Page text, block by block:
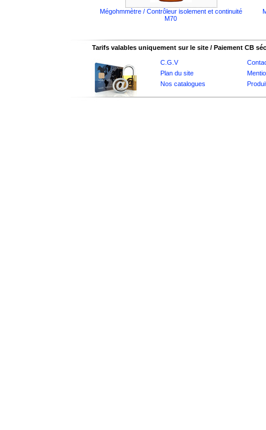
Mégohmmètre / Contrôleur isolement et continuité
M70
Tarifs valables uniquement sur le site / Paiement CB
C.G.V
Plan du site
Nos catalogues